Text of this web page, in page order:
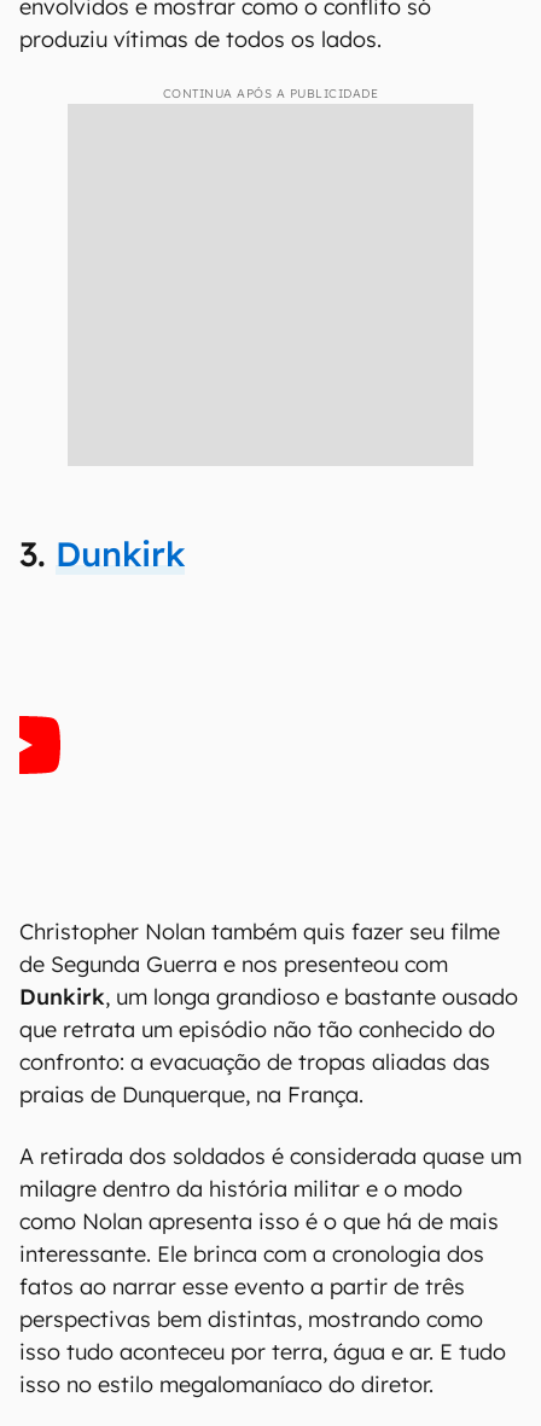
envolvidos e mostrar como o conflito só
produziu vítimas de todos os lados.
CONTINUA APÓS A PUBLICIDADE
3. Dunkirk
Christopher Nolan também quis fazer seu filme
de Segunda Guerra e nos presenteou com
Dunkirk, um longa grandioso e bastante ousado
que retrata um episódio não tão conhecido do
confronto: a evacuação de tropas aliadas das
praias de Dunquerque, na França.
A retirada dos soldados é considerada quase um
milagre dentro da história militar e o modo
como Nolan apresenta isso é o que há de mais
interessante. Ele brinca com a cronologia dos
fatos ao narrar esse evento a partir de três
perspectivas bem distintas, mostrando como
isso tudo aconteceu por terra, água e ar. E tudo
isso no estilo megalomaníaco do diretor.